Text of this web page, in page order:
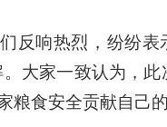
反响热烈，纷纷
大家一致认为，
粮食安全贡献自己